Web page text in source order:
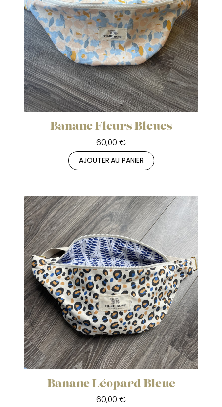
Banane Fleurs Bleues
60,00 €
AJOUTER AU PANIER
Banane Léopard Bleue
60,00 €